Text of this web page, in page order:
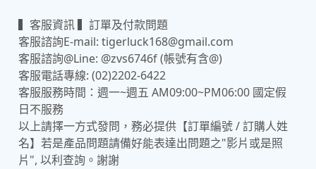
▍客服資訊 ▍訂單及付款問題
客服諮詢E-mail: tigerluck168@gmail.com
客服諮詢@Line: @zvs6746f (帳號有含@)
客服電話專線: (02)2202-6422
客服服務時間：週一~週五 AM09:00~PM06:00 國定假
日不服務
以上請擇一方式發問，務必提供【訂單編號 / 訂購人姓
名】若是產品問題請備好能表達出問題之"影片或是照
片", 以利查詢。謝謝